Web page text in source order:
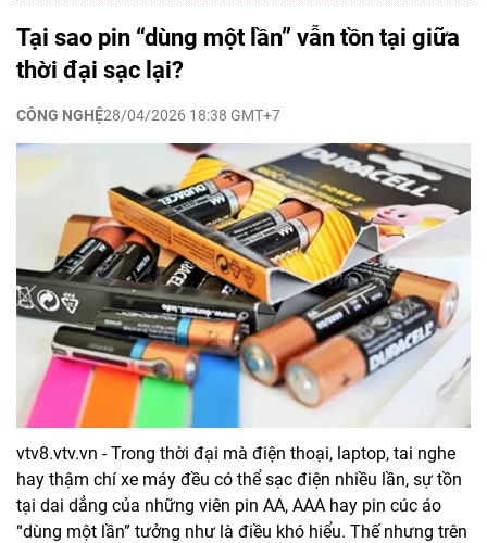
Tại sao pin “dùng một lần” vẫn tồn tại giữa
thời đại sạc lại?
CÔNG NGHỆ28/04/2026 18:38 GMT+7
vtv8.vtv.vn - Trong thời đại mà điện thoại, laptop, tai nghe
hay thậm chí xe máy đều có thể sạc điện nhiều lần, sự tồn
tại dai dẳng của những viên pin AA, AAA hay pin cúc áo
“dùng một lần” tưởng như là điều khó hiểu. Thế nhưng trên